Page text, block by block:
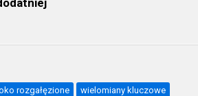
rozgałęzione wielomiany kluczowe